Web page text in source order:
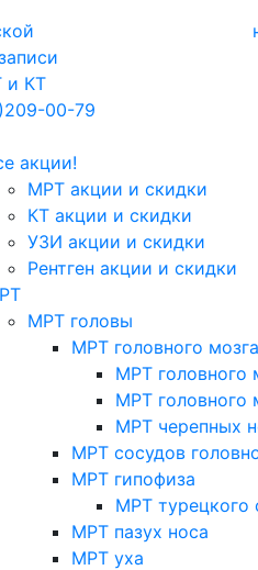
и КТ
00-79
акции!
МРТ акции и скидки
КТ акции и скидки
УЗИ акции и скидки
Рентген акции и скидки
МРТ головы
МРТ головного мозга
МРТ головного
МРТ головного
МРТ черепных
МРТ сосудов
МРТ гипофиза
МРТ турецкого
МРТ пазух носа
МРТ уха